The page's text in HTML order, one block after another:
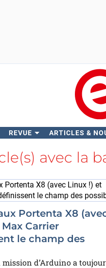
REVUE ARTICLES &
avec la
Portenta X8
Carrier
le champ des
mission d’Arduino a